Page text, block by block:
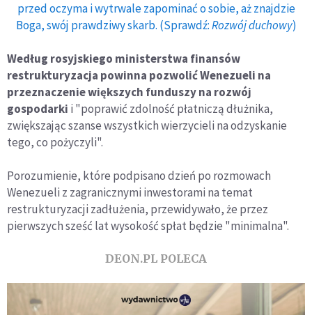
przed oczyma i wytrwale zapominać o sobie, aż znajdzie
Boga, swój prawdziwy skarb. (Sprawdź:Rozwój duchowy)
Według rosyjskiego ministerstwa finansów
restrukturyzacja powinna pozwolić Wenezueli na
przeznaczenie większych funduszy na rozwój
gospodarki i "poprawić zdolność płatniczą dłużnika,
zwiększając szanse wszystkich wierzycieli na odzyskanie
tego, co pożyczyli".
Porozumienie, które podpisano dzień po rozmowach
Wenezueli z zagranicznymi inwestorami na temat
restrukturyzacji zadłużenia, przewidywało, że przez
pierwszych sześć lat wysokość spłat będzie "minimalna".
DEON.PL POLECA